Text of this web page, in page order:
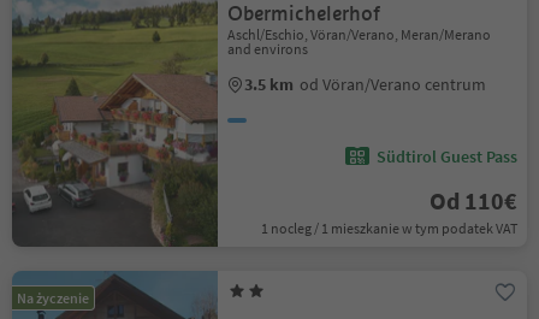
Obermichelerhof
Aschl/Eschio, Vöran/Verano, Meran/Merano
and environs
3.5 km od Vöran/Verano centrum
Südtirol Guest Pass
Od 110€
1 nocleg / 1 mieszkanie w tym podatek VAT
Na życzenie